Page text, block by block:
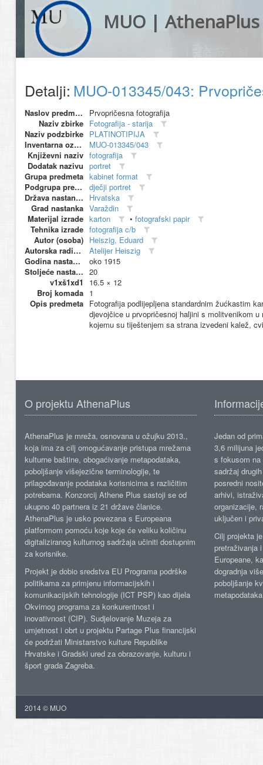
MUO | AthenaPlus
Detalji: MUO-013345/043:
Naslov predmeta
Prvopričesna fotografija
Naziv zbirke Fotografija - starija
Naziv podzbirke PLATINOTIPIJA
Inventarna oznaka
MUO-013345/043
Književni naziv fotografija
Dodatak nazivu portret
Grupa predmeta kabinet format
Podgrupa predmeta
dječji portret
Država nastanka
Hrvatska
Grad nastanka Varaždin
Materijal izrade karton • fotografski papir
Tehnika izrade fotografija c/b
Autor (osoba) Heiszig, Eduard
Autorska radionica (proizvođač)
Atelijer Heiszig
Godina nastanka
oko 1915
Stoljeće nastanka 20
v1xš1xd1
16.5 × 12
Broj komada 1
Opis predmeta Fotografija podlijepljena standardnim žućkastim
djevojčice u prvopričesnoj haljini s molitvenikom
kojemu su tiještenjem sa strana izvedeni kalež,
O projektu AthenaPlus
AthenaPlus je mreža, osnovana u ožujku 2013.,
koja ima za cilj omogućavanje pristupa mrežama
kulturne baštine, obogaćivanje metapodataka,
poboljšanje višejezične terminologije, te
prilagođavanje podataka korisnicima s različitim
potrebama. Konzorcij Athene Plus sastoji se od
ukupno 40 partnera iz 21 države članice.
AthenaPlus je usko povezana s Europeana
platformom pomoću koje koje će veliku količinu
digitaliziranog kulturnog sadržaja učiniti dostupnim
za korisnike.
Projekt je dobio sredstva EU Programa podrške
politikama za primjenu informacijskih i
komunikacijskih tehnologije (ICT PSP) kao dijela
Okvirnog programa za konkurentnost i
inovativnost (CIP). Sudjelovanje Muzeja za
umjetnost i obrt u projektu Partage Plus financijski
će podržati Ministarstvo kulture Republike
Hrvatske i Gradski ured za obrazovanje, kulturu i
šport grada Zagreba.
Jedan od
3,6 milijuna
s fokusom
sadržaj
posredni
arhivi,
organizacije,
uključen i
Cilj projekta
pretraživanja
Europeane,
dogradnja
poboljšanje
2014 © MUO